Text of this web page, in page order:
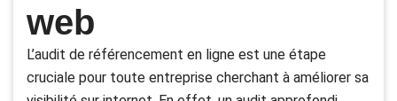
web
L’audit de référencement en ligne est une étape
cruciale pour toute entreprise cherchant à améliorer sa